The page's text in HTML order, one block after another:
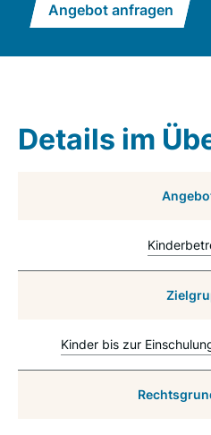
Angebot anfragen
Details im
Kinder bis zur